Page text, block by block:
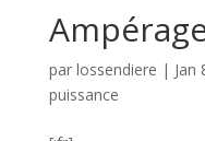
par lossendiere | Jan
puissance